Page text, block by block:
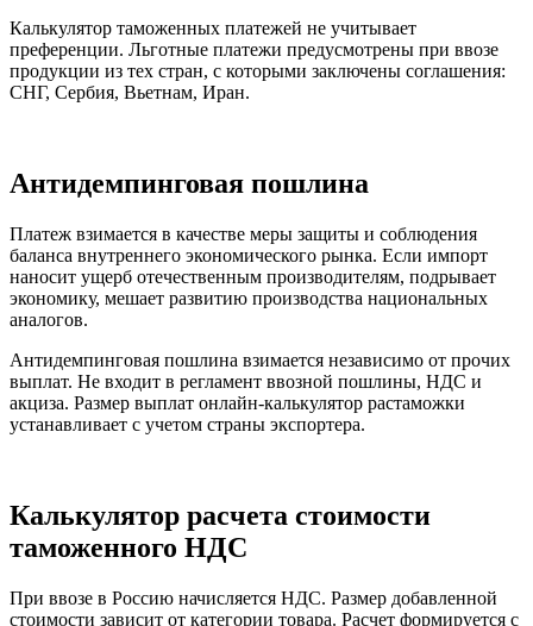
Калькулятор таможенных платежей не учитывает
преференции. Льготные платежи предусмотрены при ввозе
продукции из тех стран, с которыми заключены соглашения:
СНГ, Сербия, Вьетнам, Иран.
Антидемпинговая пошлина
Платеж взимается в качестве меры защиты и соблюдения
баланса внутреннего экономического рынка. Если импорт
наносит ущерб отечественным производителям, подрывает
экономику, мешает развитию производства национальных
аналогов.
Антидемпинговая пошлина взимается независимо от прочих
выплат. Не входит в регламент ввозной пошлины, НДС и
акциза. Размер выплат онлайн-калькулятор растаможки
устанавливает с учетом страны экспортера.
Калькулятор расчета стоимости
таможенного НДС
При ввозе в Россию начисляется НДС. Размер добавленной
стоимости зависит от категории товара. Расчет формируется с